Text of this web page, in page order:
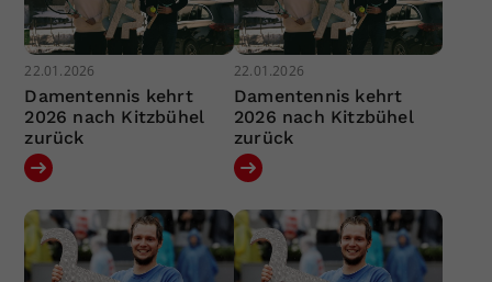
22.01.2026
Damentennis kehrt
2026 nach Kitzbühel
zurück
22.01.2026
Damentennis kehrt
2026 nach Kitzbühel
zurück